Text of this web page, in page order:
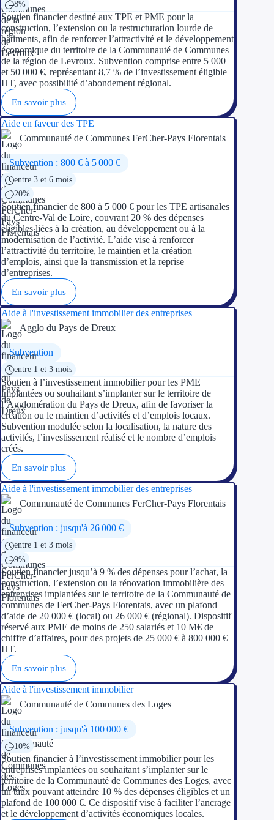
8%
Soutien financier destiné aux TPE et PME pour la
construction, l’extension ou la restructuration lourde de
bâtiments, afin de renforcer l’attractivité et le développement
économique du territoire de la Communauté de Communes
de la région de Levroux. Subvention comprise entre 5 000
et 50 000 €, représentant 8,7 % de l’investissement éligible
HT, avec possibilité d’abondement régional.
En savoir plus
Aide en faveur des TPE
Communauté de Communes FerCher-Pays Florentais
Subvention : 800 € à 5 000 €
entre 3 et 6 mois
20%
Soutien financier de 800 à 5 000 € pour les TPE artisanales
du Centre-Val de Loire, couvrant 20 % des dépenses
éligibles liées à la création, au développement ou à la
modernisation de l’activité. L’aide vise à renforcer
l’attractivité du territoire, le maintien et la création
d’emplois, ainsi que la transmission et la reprise
d’entreprises.
En savoir plus
Aide à l'investissement immobilier des entreprises
Agglo du Pays de Dreux
Subvention
entre 1 et 3 mois
Soutien à l’investissement immobilier pour les PME
implantées ou souhaitant s’implanter sur le territoire de
l’Agglomération du Pays de Dreux, afin de favoriser la
création ou le maintien d’activités et d’emplois locaux.
Subvention modulée selon la localisation, la nature des
activités, l’investissement réalisé et le nombre d’emplois
créés.
En savoir plus
Aide à l'investissement immobilier des entreprises
Communauté de Communes FerCher-Pays Florentais
Subvention : jusqu'à 26 000 €
entre 1 et 3 mois
9%
Soutien financier jusqu’à 9 % des dépenses pour l’achat, la
construction, l’extension ou la rénovation immobilière des
entreprises implantées sur le territoire de la Communauté de
communes de FerCher-Pays Florentais, avec un plafond
d’aide de 20 000 € (local) ou 26 000 € (régional). Dispositif
réservé aux PME de moins de 250 salariés et 10 M€ de
chiffre d’affaires, pour des projets de 25 000 € à 800 000 €
HT.
En savoir plus
Aide à l'investissement immobilier
Communauté de Communes des Loges
Subvention : jusqu'à 100 000 €
10%
Soutien financier à l’investissement immobilier pour les
entreprises implantées ou souhaitant s’implanter sur le
territoire de la Communauté de Communes des Loges, avec
un taux pouvant atteindre 10 % des dépenses éligibles et un
plafond de 100 000 €. Ce dispositif vise à faciliter l’ancrage
et le développement d’activités économiques locales.